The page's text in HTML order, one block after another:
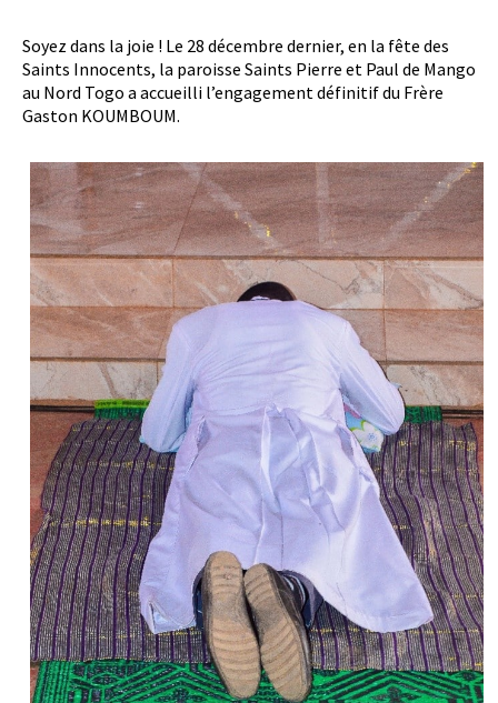
Soyez dans la joie ! Le 28 décembre dernier, en la fête des
Saints Innocents, la paroisse Saints Pierre et Paul de Mango
au Nord Togo a accueilli l’engagement définitif du Frère
Gaston KOUMBOUM.